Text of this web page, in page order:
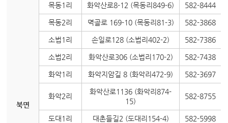
북면
목동1리 화악산로8-12 (목동리849-6) 582-8444
목동2리 멱골로 169-10 (목동리81-3) 582-3868
소법1리 손일로128 (소법리402-2) 582-7386
소법2리 화악산로306 (소법리170-2) 582-7438
화악1리 화악지암길 8 (화악리472-9) 582-3697
화악2리
화악산로1136 (화악리874-
15)
582-8755
도대1리 대촌들길2 (도대리154-4) 582-5998